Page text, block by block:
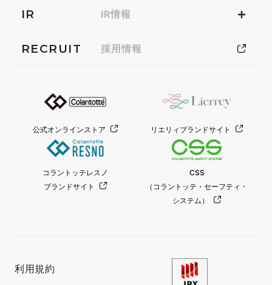
IR IR情報
RECRUIT 採用情報
公式オンラインストア リエリィブランドサイト
コラントッテレスノ
ブランドサイト
CSS
（コラントッテ・セーフティ・
システム）
利用規約